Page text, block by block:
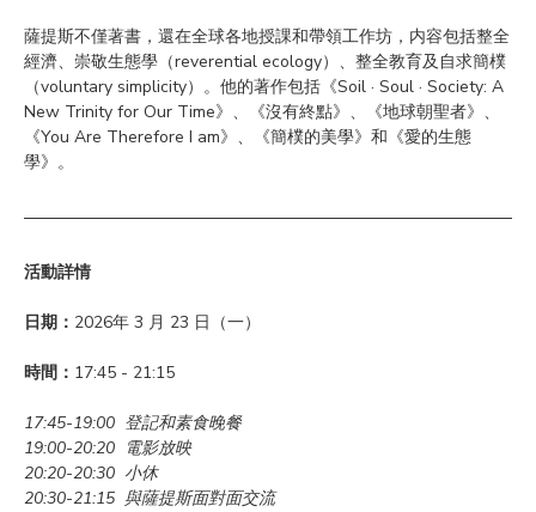
薩提斯不僅著書，還在全球各地授課和帶領工作坊，内容包括整全
經濟、崇敬生態學（reverential ecology）、整全教育及自求簡樸
（voluntary simplicity）。他的著作包括《Soil · Soul · Society: A
New Trinity for Our Time》、《沒有終點》、《地球朝聖者》、
《You Are Therefore I am》、《簡樸的美學》和《愛的生態
學》。
活動詳情
日期： 2026年 3 月 23 日（一）
時間： 17:45 - 21:15
17:45-19:00  登記和素食晚餐
19:00-20:20  電影放映
20:20-20:30  小休
20:30-21:15  與薩提斯面對面交流